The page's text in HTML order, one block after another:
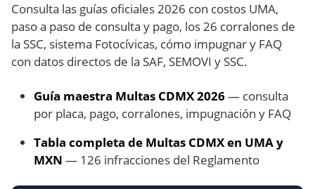
Consulta las guías oficiales 2026 con costos UMA,
paso a paso de consulta y pago, los 26 corralones de
la SSC, sistema Fotocívicas, cómo impugnar y FAQ
con datos directos de la SAF, SEMOVI y SSC.
Guía maestra Multas CDMX 2026— consulta
por placa, pago, corralones, impugnación y FAQ
Tabla completa de Multas CDMX en UMA y
MXN — 126 infracciones del Reglamento